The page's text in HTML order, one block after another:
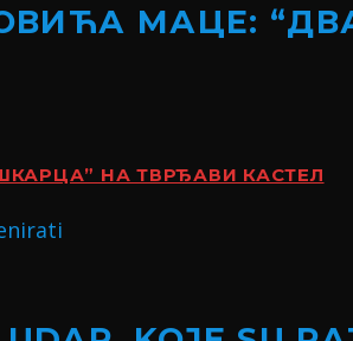
МАЦЕ:
НА ТВРЂАВИ КАСТЕЛ